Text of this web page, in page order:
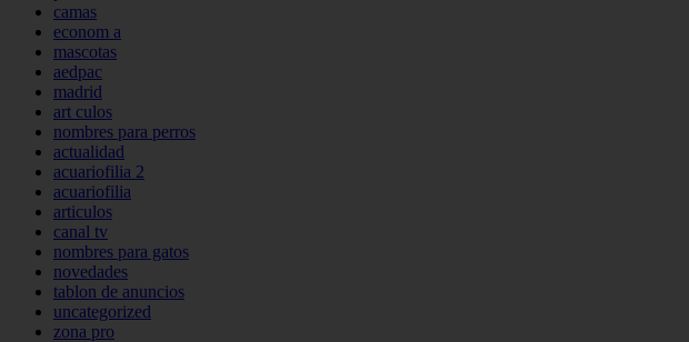
camas
econom a
mascotas
aedpac
madrid
art culos
nombres para perros
actualidad
acuariofilia 2
acuariofilia
articulos
canal tv
nombres para gatos
novedades
tablon de anuncios
uncategorized
zona pro